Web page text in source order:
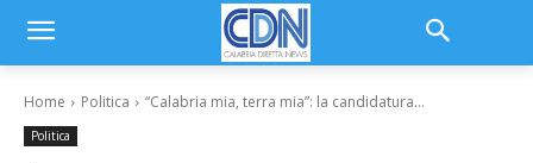
Home Politica “Calabria mia, terra mia”: la candidatura...
Politica